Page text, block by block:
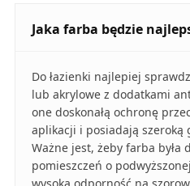
Jaka farba będzie
Do łazienki najlepiej
lub akrylowe z dodatkami
one doskonałą ochronę
aplikacji i posiadają szeroką
Ważne jest, żeby farba była
pomieszczeń o